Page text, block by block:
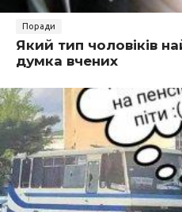
Поради
Який тип чоловіків
думка вчених